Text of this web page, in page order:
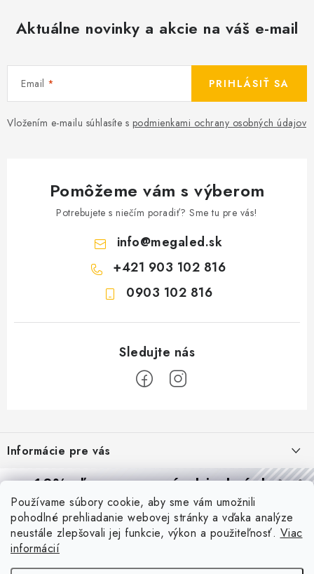
Používame súbory cookie, aby sme vám umožnili
pohodlné prehliadanie webovej stránky a vďaka analýze
neustále zlepšovali jej funkcie, výkon a použiteľnosť. Viac
informácií
Aktuálne novinky a akcie na váš e-mail
Email
Vložením e-mailu súhlasíte s podmienkami ochrany osobných údajov
PRIHLÁSIŤ SA
Pomôžeme vám s výberom
Potrebujete s niečím poradiť? Sme tu pre vás!
info@megaled.sk
+421 903 102 816
0903 102 816
p
ä
Informácie pre vás
Reklamácie a formulár na odstúpenie od zmluvy
Obchodné podmienky
Podmienky ochrany osobných údajov
O nás - MEGALED & JANTON Zákamenné
Blog
PIR vs. mikrovlnný senzor: ktorý je lepší a kedy ho použiť? +
vysvetlenie daylight senzoru
10% zľavana prvú objednávku
Prihláste sa azískajtezľavu aj praktické tipy,vďaka ktorým
budete svietiť lepšie a platiť menej.